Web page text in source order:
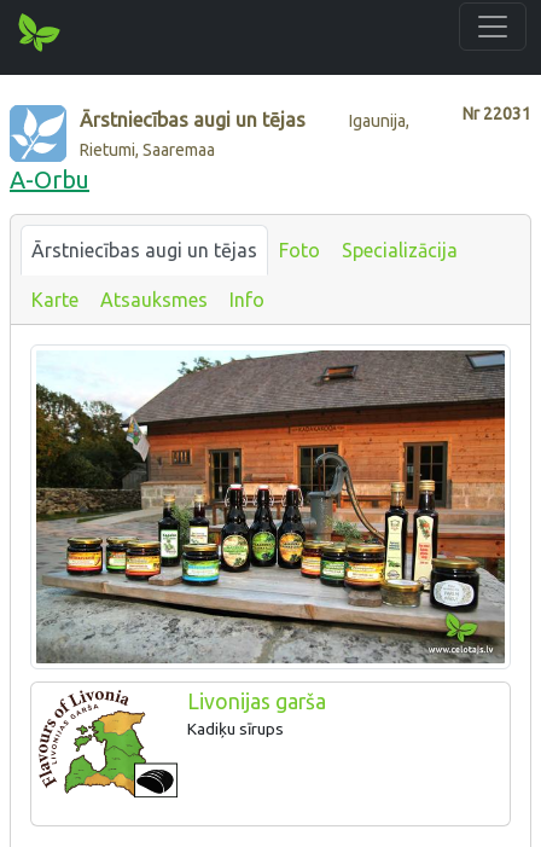
Nr22031
Ārstniecības augi un tējas
Igaunija,
Rietumi, Saaremaa
A-Orbu
Ārstniecības augi un tējas Foto Specializācija
Karte Atsauksmes Info
Livonijas garša
Kadiķu sīrups